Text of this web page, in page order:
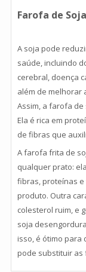
Farofa de
A soja pode
saúde, incluindo
cerebral, doença
além de melhorar
Assim, a farofa
Ela é rica em
de fibras que
A farofa frita de
qualquer prato:
fibras, proteínas e
produto. Outra
colesterol ruim, e
soja
isso, é ótimo para
pode substituir as